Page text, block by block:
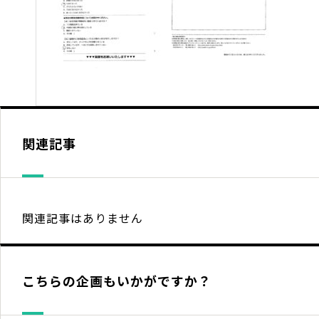
関連記事
関連記事はありません
こちらの企画もいかがですか？